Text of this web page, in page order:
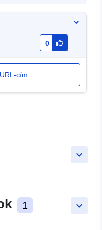
0
cím
keyboard_arrow_down
keyboard_arrow_down
1